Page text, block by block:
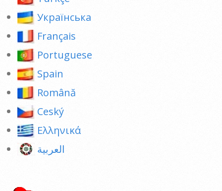
Українська
Français
Portuguese
Spain
Română
Ceský
Ελληνικά
العربية